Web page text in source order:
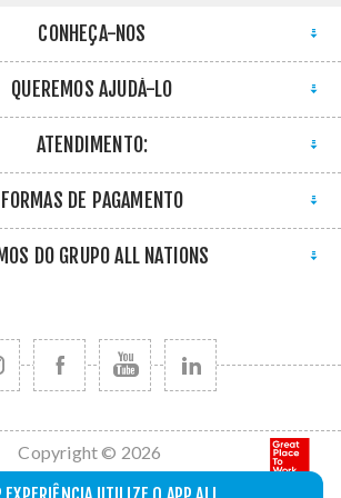
CONHEÇA-NOS
QUEREMOS AJUDÁ-LO
ATENDIMENTO:
FORMAS DE PAGAMENTO
DO GRUPO ALL NATIONS
Copyright © 2026
All Nations. Todos